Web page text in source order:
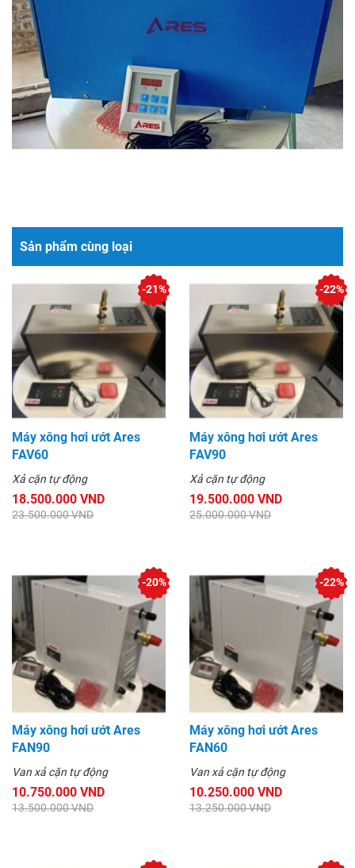
Sản phẩm cùng loại
Máy xông hơi ướt Ares
FAV60
Xả cặn tự động
18.500.000 VND
23.500.000 VND
-21%
Máy xông hơi ướt Ares
FAV90
Xả cặn tự động
19.500.000 VND
25.000.000 VND
-22%
Máy xông hơi ướt Ares
FAN90
Van xả cặn tự động
10.750.000 VND
13.500.000 VND
-20%
Máy xông hơi ướt Ares
FAN60
Van xả cặn tự động
10.250.000 VND
13.250.000 VND
-22%